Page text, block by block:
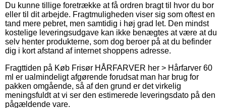
Du kunne tillige foretrække at få ordren bragt til hvor du bor
eller til dit arbejde. Fragtmuligheden viser sig som oftest en
tand mere pebret, men samtidig i høj grad let. Den mindst
kostelige leveringsudgave kan ikke benægtes at være at du
selv henter produkterne, som dog beroer på at du befinder
dig i kort afstand af internet shoppens adresse.
Fragttiden på Køb Frisør HÅRFARVER her > Hårfarver 60
ml er ualmindeligt afgørende forudsat man har brug for
pakken omgående, så af den grund er det virkelig
meningsfuldt at vi ser den estimerede leveringsdato på den
pågældende vare.